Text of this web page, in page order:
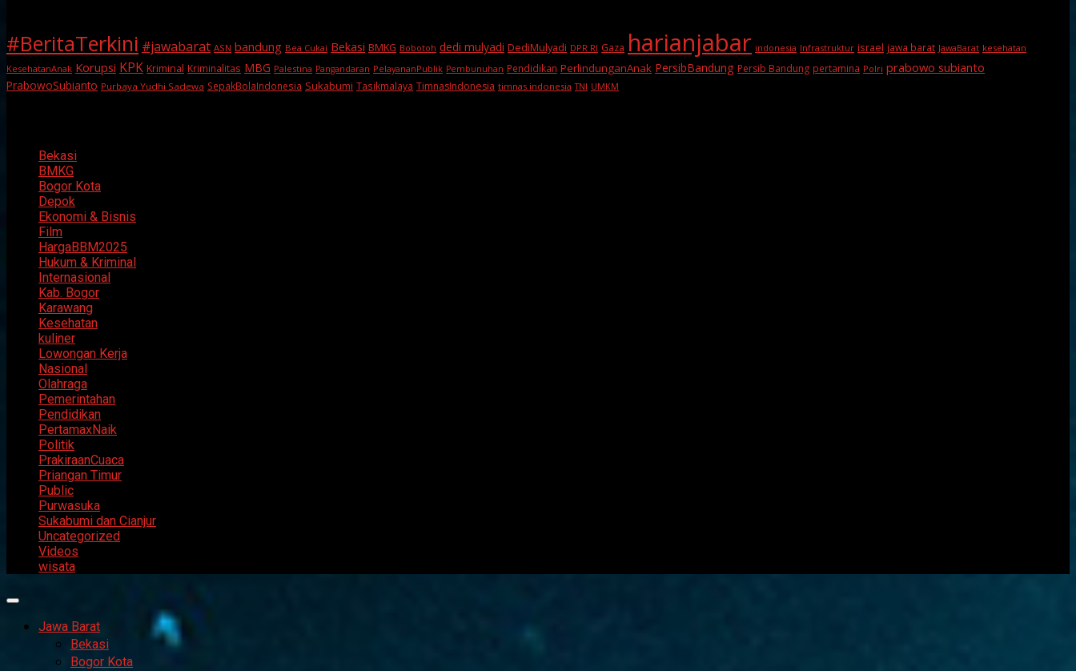
#BeritaTerkini #jawabarat ASN bandung Bea Cukai Bekasi BMKG Bobotoh dedi mulyadi DediMulyadi DPR RI Gaza harianjabar indonesia Infrastruktur israel jawa barat JawaBarat kesehatan
KesehatanAnak Korupsi KPK Kriminal Kriminalitas MBG Palestina Pangandaran PelayananPublik Pembunuhan Pendidikan PerlindunganAnak PersibBandung Persib Bandung pertamina Polri prabowo subianto
PrabowoSubianto Purbaya Yudhi Sadewa SepakBolaIndonesia Sukabumi Tasikmalaya TimnasIndonesia timnas indonesia TNI UMKM
Bekasi
BMKG
Bogor Kota
Depok
Ekonomi & Bisnis
Film
HargaBBM2025
Hukum & Kriminal
Internasional
Kab. Bogor
Karawang
Kesehatan
kuliner
Lowongan Kerja
Nasional
Olahraga
Pemerintahan
Pendidikan
PertamaxNaik
Politik
PrakiraanCuaca
Priangan Timur
Public
Purwasuka
Sukabumi dan Cianjur
Uncategorized
Videos
wisata
Primary
Menu Jawa Barat
Bekasi
Bogor Kota